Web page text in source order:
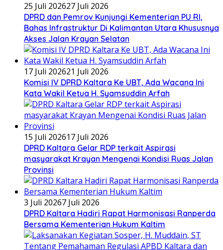
25 Juli 202627 Juli 2026
DPRD dan Pemrov Kunjungi Kementerian PU RI,
Bahas Infrastruktur Di Kalimantan Utara Khususnya
Akses Jalan Krayan Selatan
17 Juli 202621 Juli 2026
Komisi IV DPRD Kaltara Ke UBT, Ada Wacana Ini
Kata Wakil Ketua H. Syamsuddin Arfah
15 Juli 202617 Juli 2026
DPRD Kaltara Gelar RDP terkait Aspirasi
masyarakat Krayan Mengenai Kondisi Ruas Jalan
Provinsi
3 Juli 20267 Juli 2026
DPRD Kaltara Hadiri Rapat Harmonisasi Ranperda
Bersama Kementerian Hukum Kaltim